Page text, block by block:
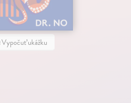
Vypočuť ukážku